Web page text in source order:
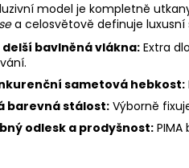
model je kompletně
a celosvětově definuje luxusní
delší bavlněná vlákna: Extra
sametová hebkost:
barevná stálost: Výborně
odlesk a prodyšnost: